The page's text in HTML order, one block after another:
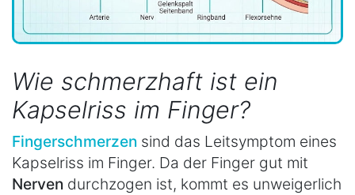
Wie schmerzhaft ist ein
Kapselriss im Finger?
Fingerschmerzen sind das Leitsymptom eines
Kapselriss im Finger. Da der Finger gut mit
Nerven durchzogen ist, kommt es unweigerlich